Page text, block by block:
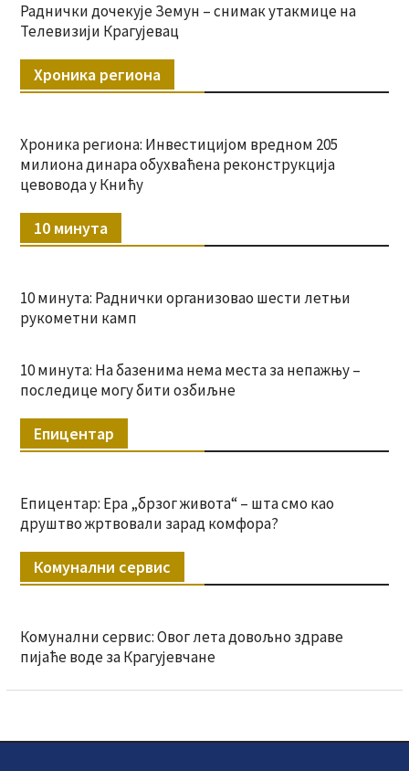
Раднички дочекује Земун – снимак утакмице на
Телевизији Крагујевац
Хроника региона
Хроника региона: Инвестицијом вредном 205
милиона динара обухваћена реконструкција
цевовода у Книћу
10 минута
10 минута: Раднички организовао шести летњи
рукометни камп
10 минута: На базенима нема места за непажњу –
последице могу бити озбиљне
Епицентар
Епицентар: Ера „брзог живота“ – шта смо као
друштво жртвовали зарад комфора?
Комунални сервис
Комунални сервис: Овог лета довољно здраве
пијаће воде за Крагујевчане